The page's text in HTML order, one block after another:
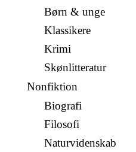
Børn & unge
Klassikere
Krimi
Skønlitteratur
Nonfiktion
Biografi
Filosofi
Naturvidenskab